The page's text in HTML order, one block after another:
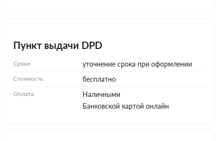
Пункт выдачи DPD
Сроки уточнение срока при оформлении
Стоимость бесплатно
Оплата
Наличными
Банковской картой онлайн